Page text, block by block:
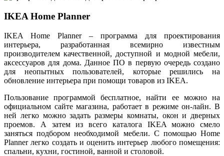
IKEA Home Planner
IKEA Home Planner – программа для проектирования
интерьера, разработанная всемирно известным
производителем качественной, доступной и модной мебели,
аксессуаров для дома. Данное ПО в первую очередь создано
для неопытных пользователей, которые решились на
обновление интерьера при помощи товаров из IKEA.
Пользование программой бесплатное, найти ее можно на
официальном сайте магазина, работает в режиме он-лайн. В
ней легко можно задать размеры комнаты, окон и дверных
проемов. А затем из всего каталога IKEA можно смело
заняться подбором необходимой мебели. С помощью Home
Planner легко создать и оценить интерьер любого помещения:
спальни, кухни, гостиной, ванной и столовой.